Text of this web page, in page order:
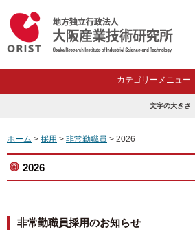
カテゴリーメニュー
文字の大きさ
ホーム > 採用 > 非常勤職員 > 2026
2026
非常勤職員採用のお知らせ